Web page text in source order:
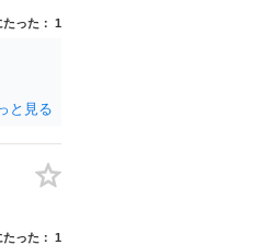
たった 1
たった 1